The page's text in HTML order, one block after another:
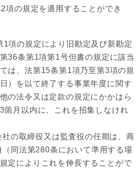
項の規定を適用することができ
項の規定により旧勘定及び新勘定
36条第1項第1号但書の規定に該当
は、法第15条第1項乃至第3項の規
）を以て終了する事業年度に関す
の法令又は定款の規定にかかはら
箇月以内に、これを招集しなけれ
の取締役又は監査役の任期は、商
同法第280条において準用する場
定によりこれを伸長することがで